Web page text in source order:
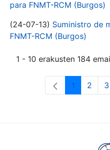
para FNMT-RCM (Burgos)
(24-07-13) Suministro de
FNMT-RCM (Burgos)
1 - 10 erakusten 184
Orrialdea
1 2 3